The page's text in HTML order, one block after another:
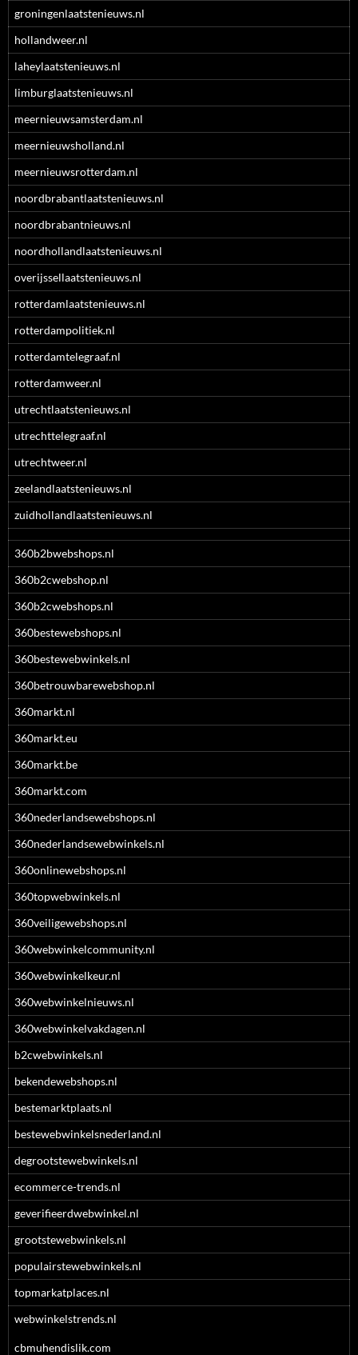
groningenlaatstenieuws.nl
hollandweer.nl
laheylaatstenieuws.nl
limburglaatstenieuws.nl
meernieuwsamsterdam.nl
meernieuwsholland.nl
meernieuwsrotterdam.nl
noordbrabantlaatstenieuws.nl
noordbrabantnieuws.nl
noordhollandlaatstenieuws.nl
overijssellaatstenieuws.nl
rotterdamlaatstenieuws.nl
rotterdampolitiek.nl
rotterdamtelegraaf.nl
rotterdamweer.nl
utrechtlaatstenieuws.nl
utrechttelegraaf.nl
utrechtweer.nl
zeelandlaatstenieuws.nl
zuidhollandlaatstenieuws.nl
360b2bwebshops.nl
360b2cwebshop.nl
360b2cwebshops.nl
360bestewebshops.nl
360bestewebwinkels.nl
360betrouwbarewebshop.nl
360markt.nl
360markt.eu
360markt.be
360markt.com
360nederlandsewebshops.nl
360nederlandsewebwinkels.nl
360onlinewebshops.nl
360topwebwinkels.nl
360veiligewebshops.nl
360webwinkelcommunity.nl
360webwinkelkeur.nl
360webwinkelnieuws.nl
360webwinkelvakdagen.nl
b2cwebwinkels.nl
bekendewebshops.nl
bestemarktplaats.nl
bestewebwinkelsnederland.nl
degrootstewebwinkels.nl
ecommerce-trends.nl
geverifieerdwebwinkel.nl
grootstewebwinkels.nl
populairstewebwinkels.nl
topmarkatplaces.nl
webwinkelstrends.nl
cbmuhendislik.com